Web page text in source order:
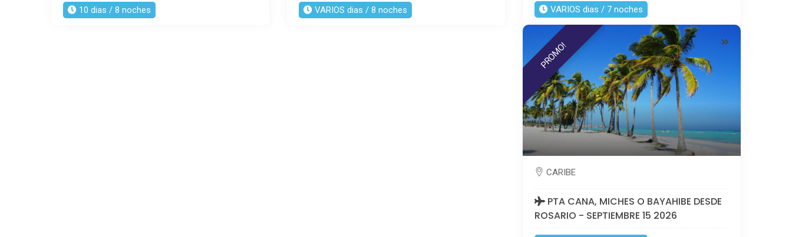
10 dias / 8 noches VARIOS dias / 8 noches VARIOS dias / 7 noches
PROMO!
CARIBE
PTA CANA, MICHES O BAYAHIBE DESDE
ROSARIO - SEPTIEMBRE 15 2026